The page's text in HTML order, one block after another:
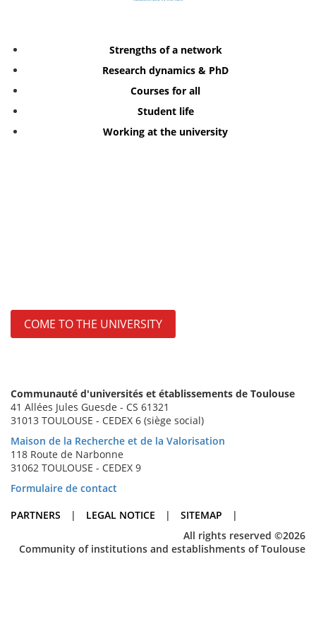
Strengths of a network
Research dynamics & PhD
Courses for all
Student life
Working at the university
COME TO THE UNIVERSITY
Communauté d'universités et établissements de Toulouse
41 Allées Jules Guesde - CS 61321
31013 TOULOUSE - CEDEX 6 (siège social)
Maison de la Recherche et de la Valorisation
118 Route de Narbonne
31062 TOULOUSE - CEDEX 9
Formulaire de contact
PARTNERS
| LEGAL NOTICE | SITEMAP
|
All rights reserved ©2026
Community of institutions and establishments of Toulouse